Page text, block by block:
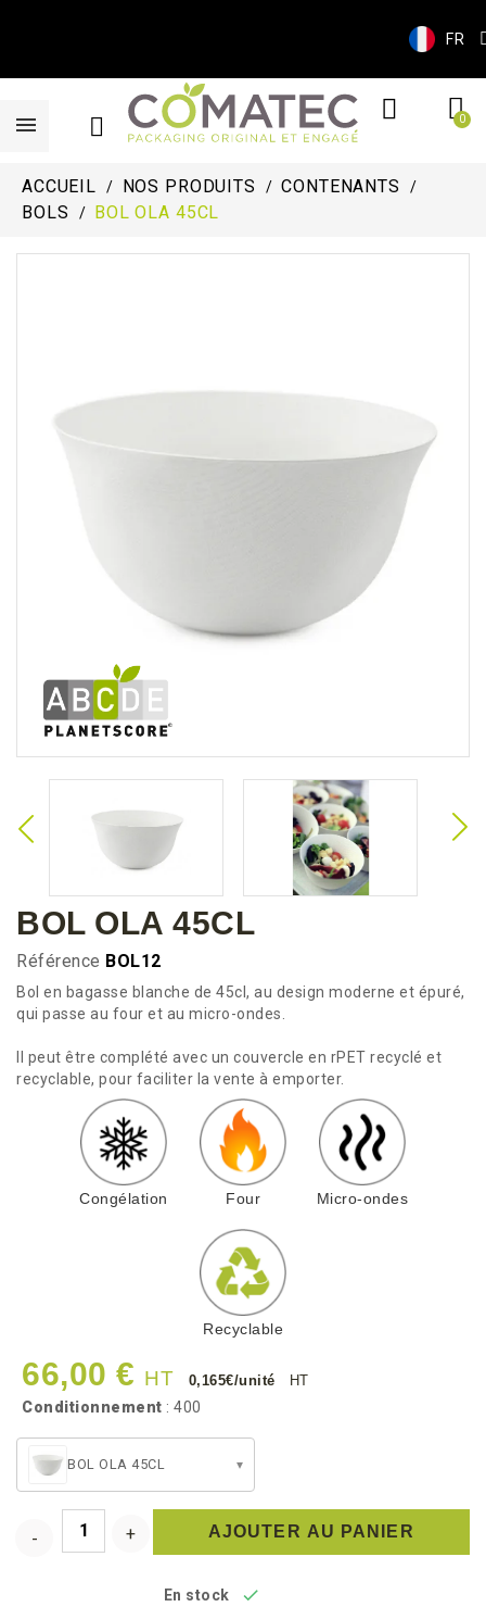
FR
ACCUEIL NOS PRODUITS
CONTENANTS
BOLS
BOL OLA 45CL
BOL OLA 45CL
Référence BOL12
Bol en bagasse blanche de 45cl, au design moderne et épuré,
qui passe au four et au micro-ondes.
Il peut être complété avec un couvercle en rPET recyclé et
recyclable, pour faciliter la vente à emporter.
Congélation Four Micro-ondes
Recyclable
66,00 € HT 0,165€/unité HT
Conditionnement : 400
BOL OLA 45CL ▾
AJOUTER AU PANIER
En stock 